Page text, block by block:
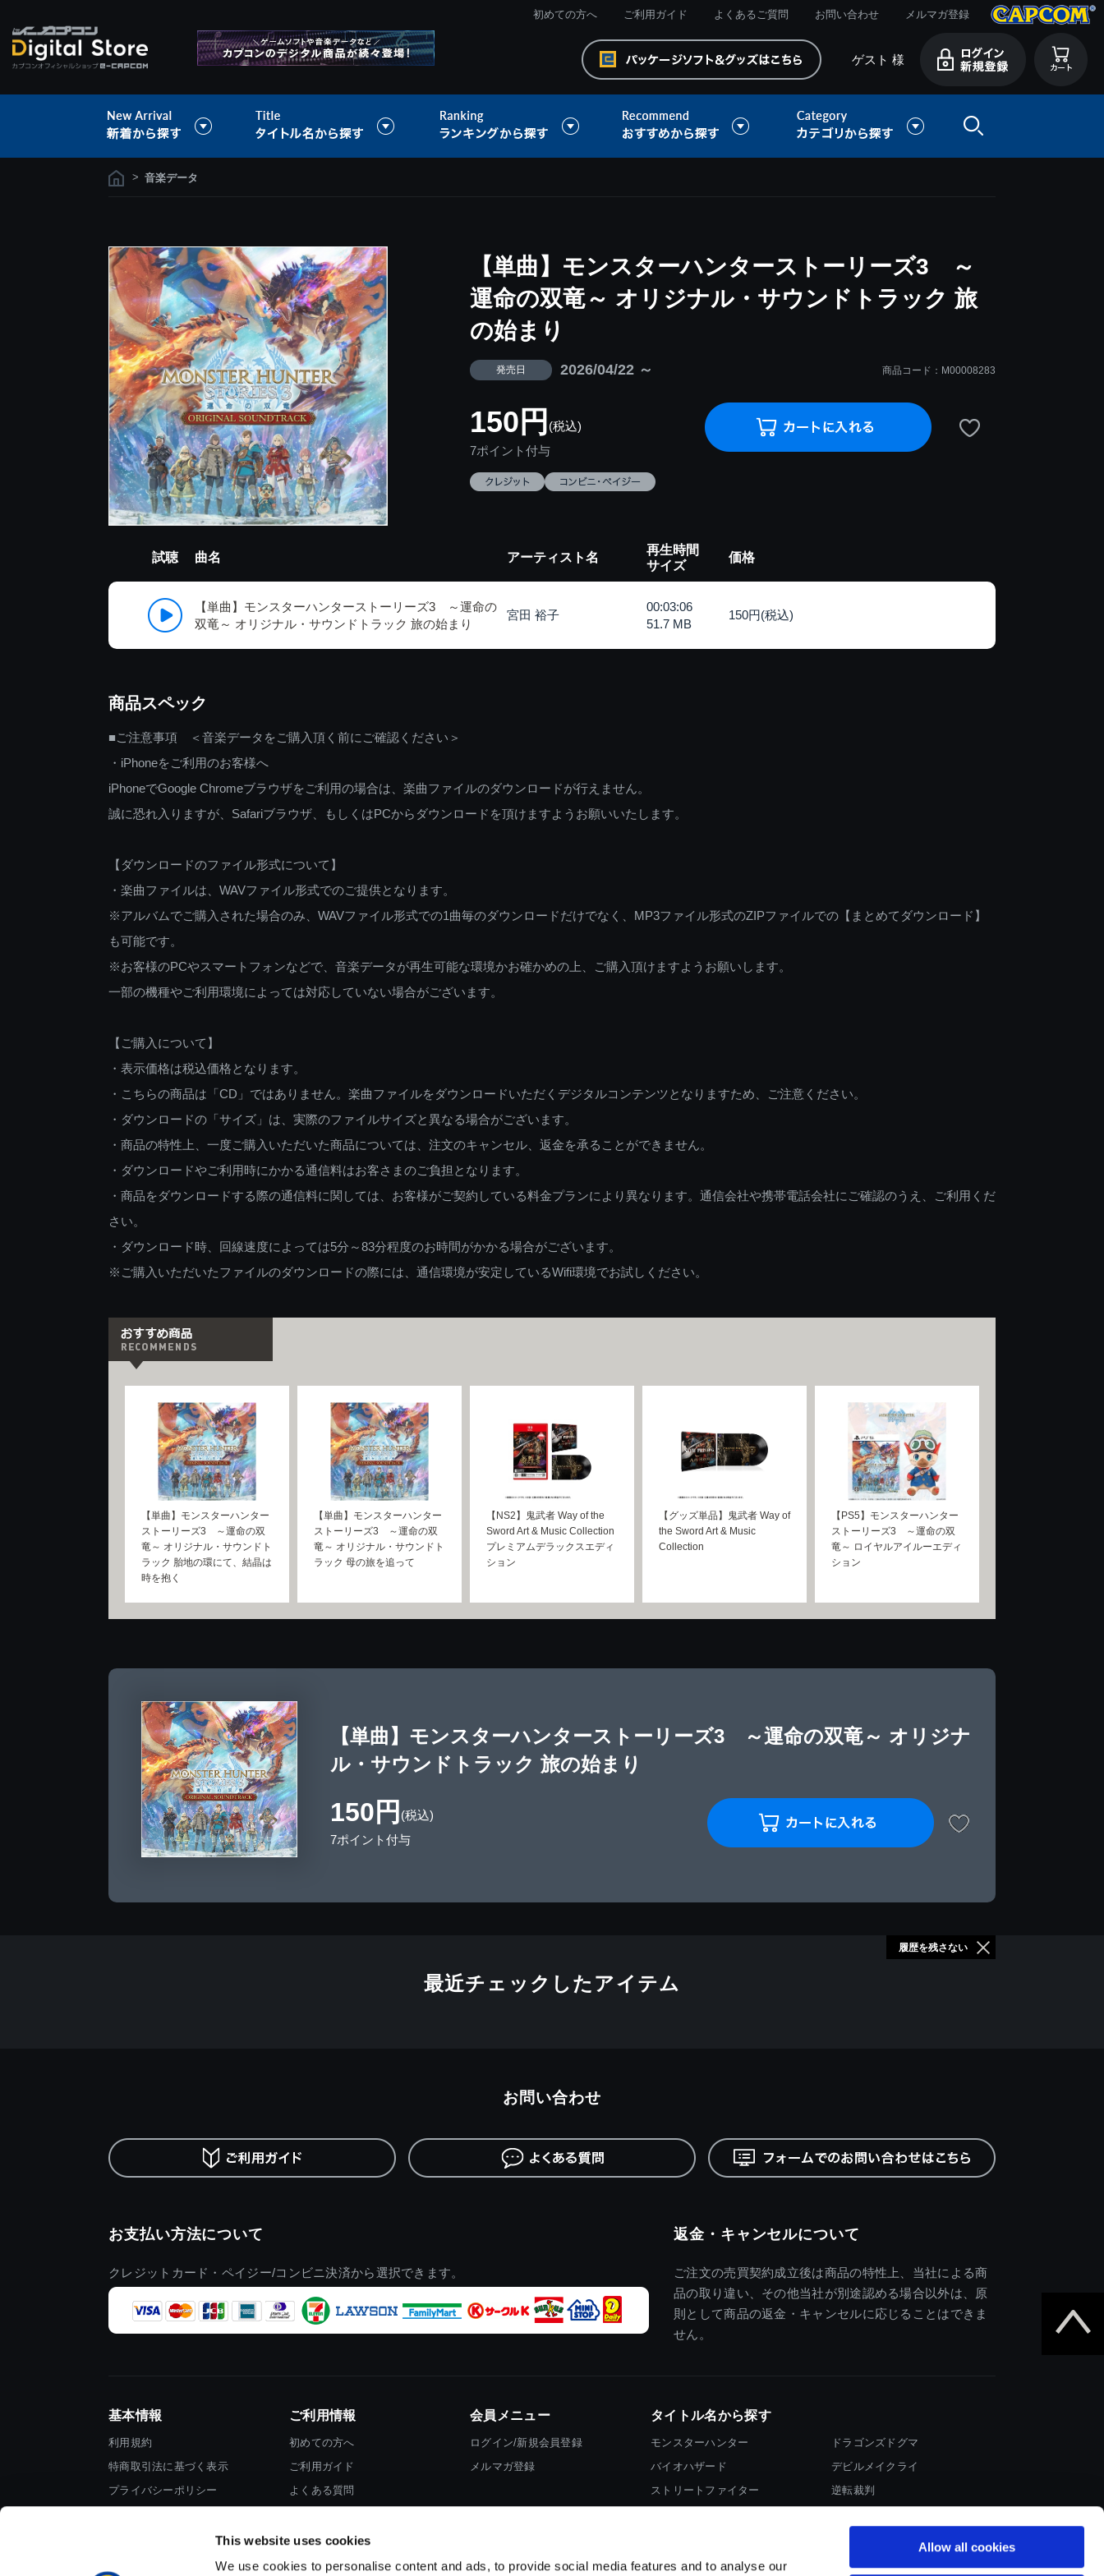
This website uses cookies
We use cookies to personalise content and ads, to provide social media features and to analyse our
Allow all cookies
初めての方へ ご利用ガイド よくあるご質問 お問い合わせ メルマガ登録
ゲスト 様
> 音楽データ
【単曲】モンスターハンターストーリーズ3 ～
運命の双竜～ オリジナル・サウンドトラック 旅
の始まり
発売日 2026/04/22 ～ 商品コード：M00008283
150円 (税込)
7ポイント付与
試聴 曲名 アーティスト名
再生時間
サイズ
価格
【単曲】モンスターハンターストーリーズ3 ～運命の
双竜～ オリジナル・サウンドトラック 旅の始まり
宮田 裕子
00:03:06
51.7 MB
150円(税込)
商品スペック
■ご注意事項 ＜音楽データをご購入頂く前にご確認ください＞
・iPhoneをご利用のお客様へ
iPhoneでGoogle Chromeブラウザをご利用の場合は、楽曲ファイルのダウンロードが行えません。
誠に恐れ入りますが、Safariブラウザ、もしくはPCからダウンロードを頂けますようお願いいたします。
【ダウンロードのファイル形式について】
・楽曲ファイルは、WAVファイル形式でのご提供となります。
※アルバムでご購入された場合のみ、WAVファイル形式での1曲毎のダウンロードだけでなく、MP3ファイル形式のZIPファイルでの【まとめてダウンロード】
も可能です。
※お客様のPCやスマートフォンなどで、音楽データが再生可能な環境かお確かめの上、ご購入頂けますようお願いします。
一部の機種やご利用環境によっては対応していない場合がございます。
【ご購入について】
・表示価格は税込価格となります。
・こちらの商品は「CD」ではありません。楽曲ファイルをダウンロードいただくデジタルコンテンツとなりますため、ご注意ください。
・ダウンロードの「サイズ」は、実際のファイルサイズと異なる場合がございます。
・商品の特性上、一度ご購入いただいた商品については、注文のキャンセル、返金を承ることができません。
・ダウンロードやご利用時にかかる通信料はお客さまのご負担となります。
・商品をダウンロードする際の通信料に関しては、お客様がご契約している料金プランにより異なります。通信会社や携帯電話会社にご確認のうえ、ご利用くだ
さい。
・ダウンロード時、回線速度によっては5分～83分程度のお時間がかかる場合がございます。
※ご購入いただいたファイルのダウンロードの際には、通信環境が安定しているWifi環境でお試しください。
【単曲】モンスターハンター
ストーリーズ3 ～運命の双
竜～ オリジナル・サウンドト
ラック 胎地の環にて、結晶は
時を抱く
【単曲】モンスターハンター
ストーリーズ3 ～運命の双
竜～ オリジナル・サウンドト
ラック 母の旅を追って
【NS2】鬼武者 Way of the
Sword Art & Music Collection
プレミアムデラックスエディ
ション
【グッズ単品】鬼武者 Way of
the Sword Art & Music
Collection
【PS5】モンスターハンター
ストーリーズ3 ～運命の双
竜～ ロイヤルアイルーエディ
ション
【単曲】モンスターハンターストーリーズ3 ～運命の双竜～ オリジナ
ル・サウンドトラック 旅の始まり
150円 (税込)
7ポイント付与
最近チェックしたアイテム
履歴を残さない
お支払い方法について
クレジットカード・ペイジー/コンビニ決済から選択できます。
返金・キャンセルについて
ご注文の売買契約成立後は商品の特性上、当社による商
品の取り違い、その他当社が別途認める場合以外は、原
則として商品の返金・キャンセルに応じることはできま
せん。
お問い合わせ
基本情報
利用規約
特商取引法に基づく表示
プライバシーポリシー
ご利用情報
初めての方へ
ご利用ガイド
よくある質問
会員メニュー
ログイン/新規会員登録
メルマガ登録
タイトル名から探す
モンスターハンター
バイオハザード
ストリートファイター
ドラゴンズドグマ
デビルメイクライ
逆転裁判